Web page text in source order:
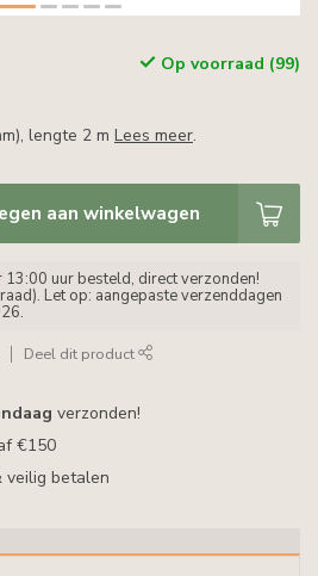
Op voorraad (99)
lengte 2 m Lees meer.
aan winkelwagen
uur besteld, direct verzonden!
Let op: aangepaste verzenddagen
Deel dit product
verzonden!
€150
veilig betalen